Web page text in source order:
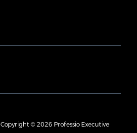
Copyright © 2026 Professio Executive